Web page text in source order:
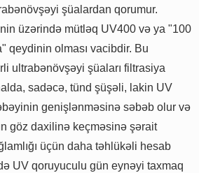
şüalardan qorumur.
üzərində mütləq UV400 və ya "100
qeydinin olması vacibdir. Bu
ultrabənövşəyi şüaları filtrasiya
sadəcə, tünd şüşəli, lakin UV
genişlənməsinə səbəb olur və
göz daxilinə keçməsinə şərait
üçün daha təhlükəli hesab
UV qoruyuculu gün eynəyi taxmaq